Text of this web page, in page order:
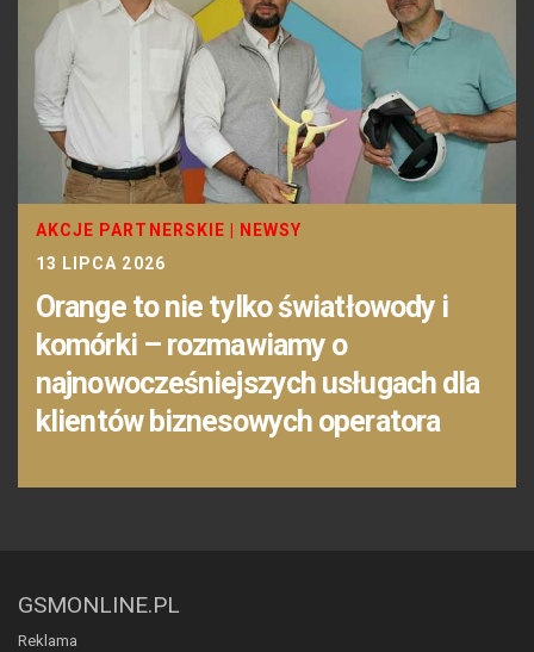
AKCJE PARTNERSKIE
NEWSY
13 LIPCA 2026
Orange to nie tylko światłowody i
komórki – rozmawiamy o
najnowocześniejszych usługach dla
klientów biznesowych operatora
GSMONLINE.PL
Reklama